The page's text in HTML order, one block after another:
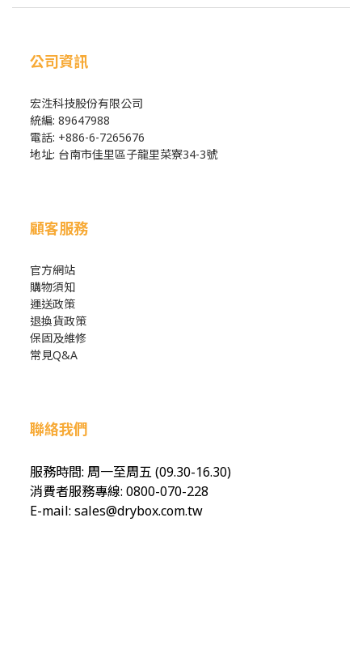
公司資訊
宏泩科技股份有限公司
統編: 89647988
電話: +886-6-7265676
地址: 台南市佳里區子龍里菜寮34-3號
顧客服務
官方網站
購物須知
運送政策
退換貨政策
保固及維修
常見Q&A
聯絡我們
服務時間: 周一至周五 (09.30-16.30)
消費者服務專線: 0800-070-228
E-mail: sales@drybox.com.tw